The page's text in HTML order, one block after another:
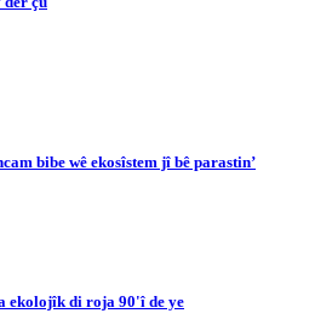
bibe wê ekosîstem jî bê parastin’
ekolojîk di roja 90'î de ye